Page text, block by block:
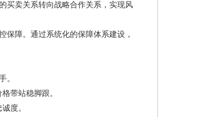
买卖关系转向战略合作关系，实现风
保障。通过系统化的保障体系建设，
。
带站稳脚跟。
度。